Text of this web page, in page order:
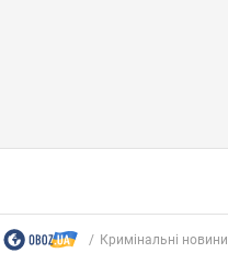
Кримінальні новини